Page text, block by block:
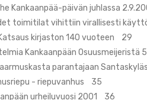
Kankaanpää-päivän juhlassa
toimitilat vihittiin virallisesti
kirjaston 140 vuoteen 29
Kankaanpään
parantajaan
- riepuvanhus 35
urheiluvuosi 2001 36